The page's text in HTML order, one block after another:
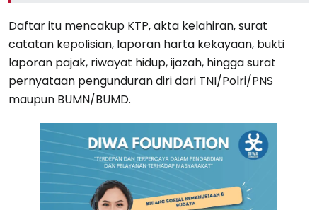
Daftar itu mencakup KTP, akta kelahiran, surat
catatan kepolisian, laporan harta kekayaan, bukti
laporan pajak, riwayat hidup, ijazah, hingga surat
pernyataan pengunduran diri dari TNI/Polri/PNS
maupun BUMN/BUMD.